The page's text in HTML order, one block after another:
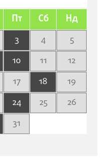
Пт Сб Нд
3 4
5
10 11
12
17 18
19
24 25
26
31